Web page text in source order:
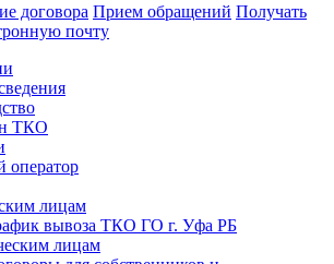
договора Прием обращений Получать
почту
ТКО
оператор
лицам
вывоза ТКО ГО г. Уфа РБ
лицам